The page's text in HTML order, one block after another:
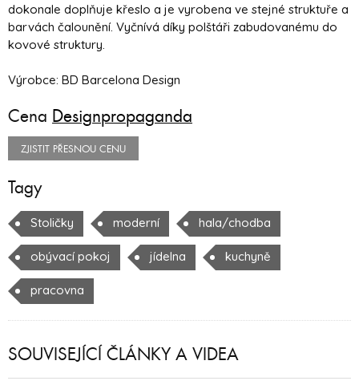
dokonale doplňuje křeslo a je vyrobena ve stejné struktuře a
barvách čalounění. Vyčnívá díky polštáři zabudovanému do
kovové struktury.
Výrobce: BD Barcelona Design
Cena Designpropaganda
ZJISTIT PŘESNOU CENU
Tagy
Stoličky moderní hala/chodba
obývací pokoj jídelna kuchyně
pracovna
SOUVISEJÍCÍ ČLÁNKY A VIDEA